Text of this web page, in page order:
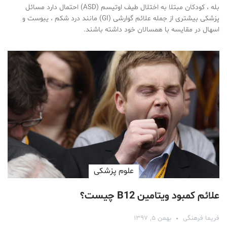
بله ، کودکان مبتلا به اختلال طیف اوتیسم (ASD) احتمال دارد مسائل
پزشکی بیشتری از جمله علائم گوارشی (GI) مانند درد شکم ، یبوست و
اسهال در مقایسه با همسالان خود داشته باشند.
علوم پزشكی
علائم کمبود ویتامین B12 چیست؟
فریما فرهنگی بهمن ۵, ۱۳۹۷